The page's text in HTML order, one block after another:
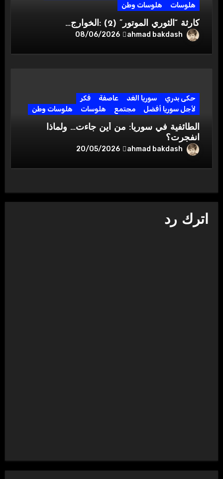
هلوسات
هلوسات وطن
كارثة “الثوري الموتور” (2) :الخوارج…
ahmad bakdash
08/06/2026
حكى بدري سوريا الغد عاصفة
فكر
لأجل سوريا أفضل
مجتمع هلوسات هلوسات وطن
الطائفية في سوريا: من أين جاءت… ولماذا
انفجرت؟
ahmad bakdash
20/05/2026
اترك رد